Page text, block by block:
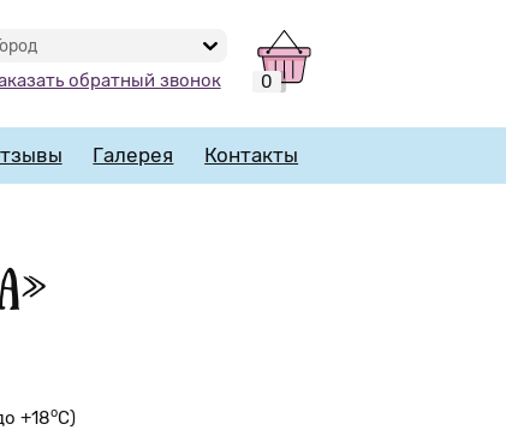
обратный звонок 0
Галерея Контакты
+18oС)